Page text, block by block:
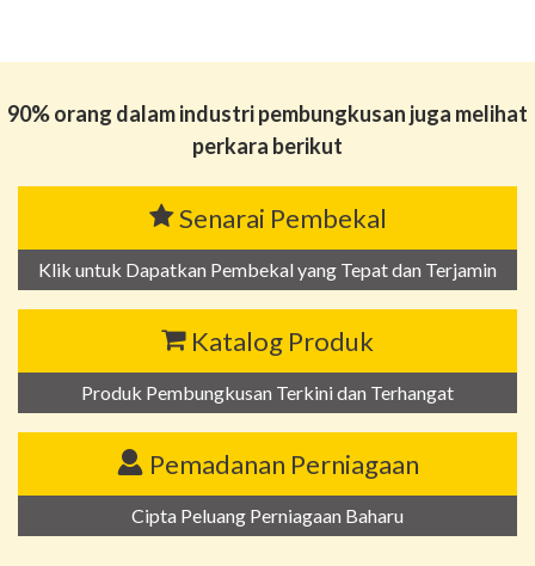
90% orang dalam industri pembungkusan juga melihat
perkara berikut
Senarai Pembekal
Klik untuk Dapatkan Pembekal yang Tepat dan Terjamin
Katalog Produk
Produk Pembungkusan Terkini dan Terhangat
Pemadanan Perniagaan
Cipta Peluang Perniagaan Baharu